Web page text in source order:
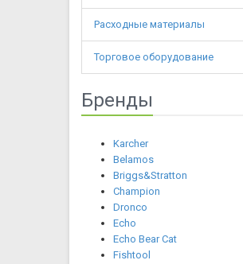
Расходные материалы
Торговое оборудование
Бренды
Karcher
Belamos
Briggs&Stratton
Champion
Dronco
Echo
Echo Bear Cat
Fishtool